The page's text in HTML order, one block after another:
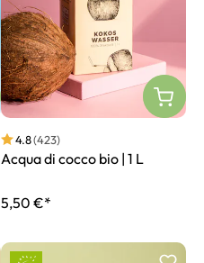
4.8(423)
Acqua di cocco bio | 1 L
5,50 €*